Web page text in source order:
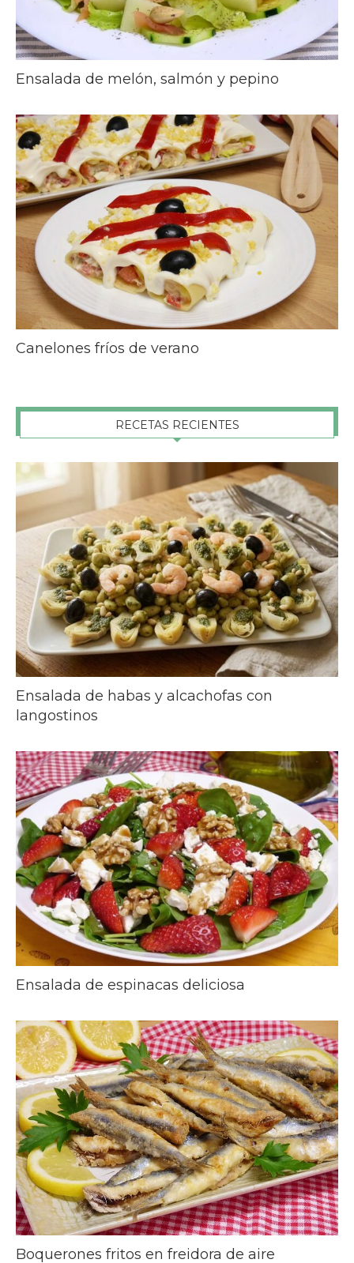
Ensalada de melón, salmón y pepino
Canelones fríos de verano
RECETAS RECIENTES
Ensalada de habas y alcachofas con
langostinos
Ensalada de espinacas deliciosa
Boquerones fritos en freidora de aire